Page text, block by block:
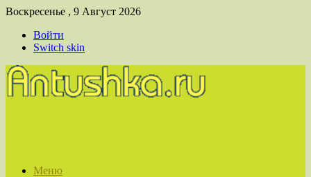
Воскресенье , 9 Август 2026
Войти
Switch skin
Меню